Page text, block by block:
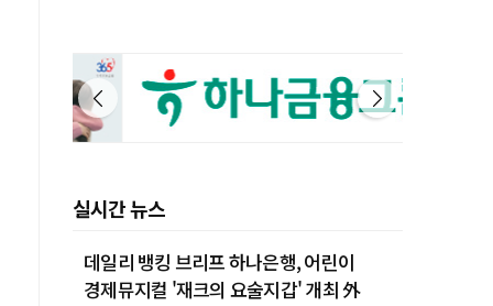
실시간 뉴스
데일리 뱅킹 브리프 하나은행, 어린이
경제뮤지컬 '재크의 요술지갑' 개최 外